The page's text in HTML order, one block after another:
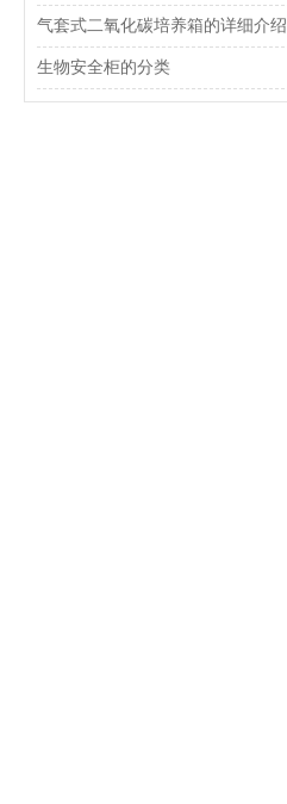
气套式二氧化碳培养箱的详细介绍
生物安全柜的分类